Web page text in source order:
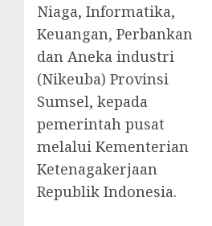
Niaga, Informatika,
Keuangan, Perbankan
dan Aneka industri
(Nikeuba) Provinsi
Sumsel, kepada
pemerintah pusat
melalui Kementerian
Ketenagakerjaan
Republik Indonesia.